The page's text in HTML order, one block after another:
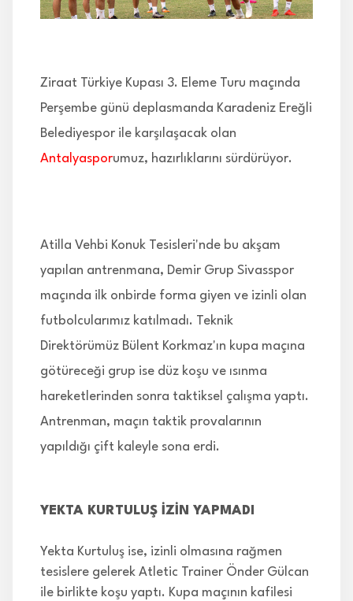
Ziraat Türkiye Kupası 3. Eleme Turu maçında
Perşembe günü deplasmanda Karadeniz Ereğli
Belediyespor ile karşılaşacak olan
Antalyasporumuz, hazırlıklarını sürdürüyor.
Atilla Vehbi Konuk Tesisleri'nde bu akşam
yapılan antrenmana, Demir Grup Sivasspor
maçında ilk onbirde forma giyen ve izinli olan
futbolcularımız katılmadı. Teknik
Direktörümüz Bülent Korkmaz'ın kupa maçına
götüreceği grup ise düz koşu ve ısınma
hareketlerinden sonra taktiksel çalışma yaptı.
Antrenman, maçın taktik provalarının
yapıldığı çift kaleyle sona erdi.
YEKTA KURTULUŞ İZİN YAPMADI
Yekta Kurtuluş ise, izinli olmasına rağmen
tesislere gelerek Atletic Trainer Önder Gülcan
ile birlikte koşu yaptı. Kupa maçının kafilesi